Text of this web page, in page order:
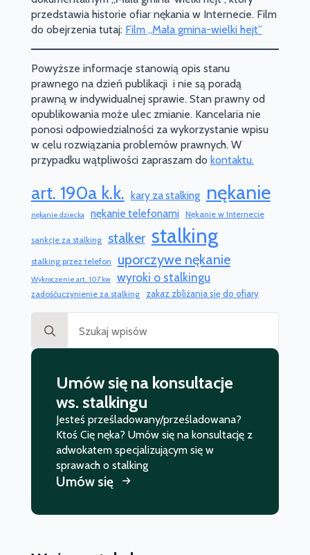
przedstawia historie ofiar nękania w Internecie. Film
do obejrzenia tutaj: Film „Mała gmina-wielki hejt”
Powyższe informacje stanowią opis stanu
prawnego na dzień publikacji i nie są poradą
prawną w indywidualnej sprawie. Stan prawny od
opublikowania może ulec zmianie. Kancelaria nie
ponosi odpowiedzialności za wykorzystanie wpisu
w celu rozwiązania problemów prawnych. W
przypadku wątpliwości zapraszam do kontaktu.
art. 190a k.k. kary za stalking nękanie
nękanie dziecka nękanie telefonami Nękanie w Internecie
sankcje za stalking stalker stalking
stalking przez telefon uporczywe nękanie
Wykroczenie art. 107 kw wyroki o stalkingu
zadośćuczynienie za stalking zakaz zbliżania się do ofiary
for:
Umów się na konsultacje
ws. stalkingu
Jesteś prześladowany/prześladowana?
Ktoś Cię nęka? Umów się na konsultację z
adwokatem specjalizującym się w
sprawach o stalking
Umów się